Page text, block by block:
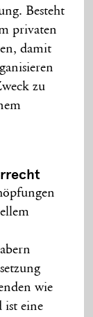
Besteht
privaten
damit
zu
wie
ist eine